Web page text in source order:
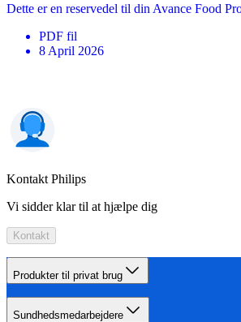
Dette er en reservedel til din Avance Food
PDF fil
8 April 2026
Kontakt Philips
Vi sidder klar til at hjælpe dig
Kontakt
Produkter til privat brug
Sundhedsmedarbejdere